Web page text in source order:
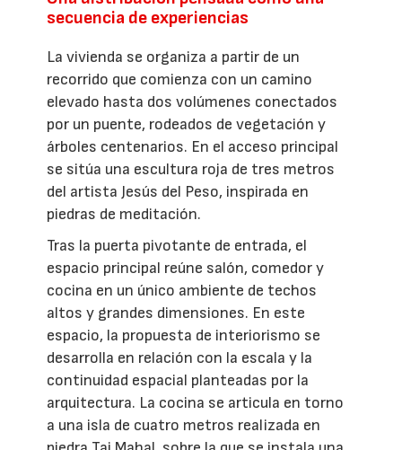
secuencia de experiencias
La vivienda se organiza a partir de un
recorrido que comienza con un camino
elevado hasta dos volúmenes conectados
por un puente, rodeados de vegetación y
árboles centenarios. En el acceso principal
se sitúa una escultura roja de tres metros
del artista Jesús del Peso, inspirada en
piedras de meditación.
Tras la puerta pivotante de entrada, el
espacio principal reúne salón, comedor y
cocina en un único ambiente de techos
altos y grandes dimensiones. En este
espacio, la propuesta de interiorismo se
desarrolla en relación con la escala y la
continuidad espacial planteadas por la
arquitectura. La cocina se articula en torno
a una isla de cuatro metros realizada en